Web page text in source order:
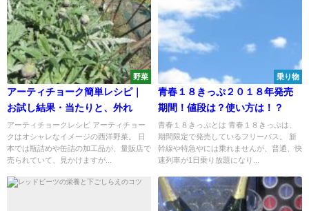
野菜
アーティチョーク簡単レシピ｜
お試し結果・当たりと、外れ
アーティチョークレシピ アーティチョー
クはオシャレなイメージの西洋野菜。 日
本では瓶詰めや缶詰の加工品が、量販店で
売られていて、見かけますが...
乗り物
青春１８きっぷ２０１８年発売
期間！値段は？使い方は！？
青春１８きっぷとは 青春１８きっぷは、
期間限定で発売しているフリーパス。 新
幹線や特急やには乗れませんが、普通、快
速列車が1日乗り放題になり...